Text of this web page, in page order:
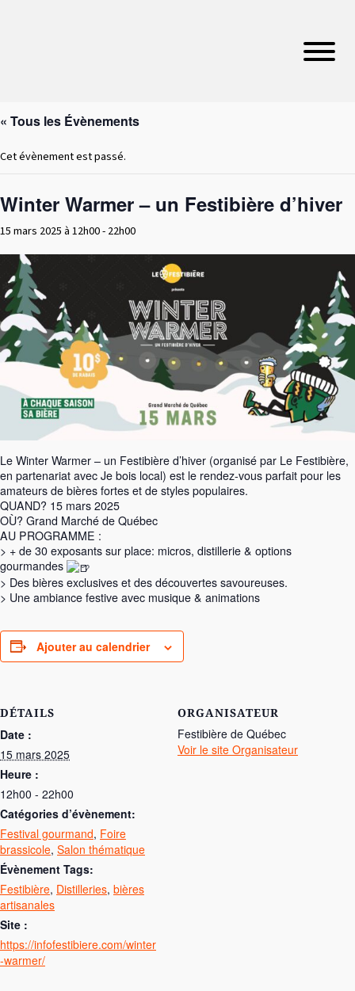
« Tous les Évènements
Cet évènement est passé.
Winter Warmer – un Festibière d’hiver
15 mars 2025 à 12h00-22h00
Le Winter Warmer – un Festibière d’hiver (organisé par Le Festibière,
en partenariat avec Je bois local) est le rendez-vous parfait pour les
amateurs de bières fortes et de styles populaires.
QUAND? 15 mars 2025
OÙ? Grand Marché de Québec
AU PROGRAMME :
> + de 30 exposants sur place: micros, distillerie & options
gourmandes
> Des bières exclusives et des découvertes savoureuses.
> Une ambiance festive avec musique & animations
Ajouter au calendrier
DÉTAILS
Date :
15 mars 2025
Heure :
12h00 - 22h00
catégories d’évènement:
Festival gourmand, Foire
brassicole, Salon thématique
Évènement Tags:
Festibière, Distilleries, bières
artisanales
Site :
https://infofestibiere.com/winter
-warmer/
ORGANISATEUR
Festibière de Québec
Voir le site Organisateur